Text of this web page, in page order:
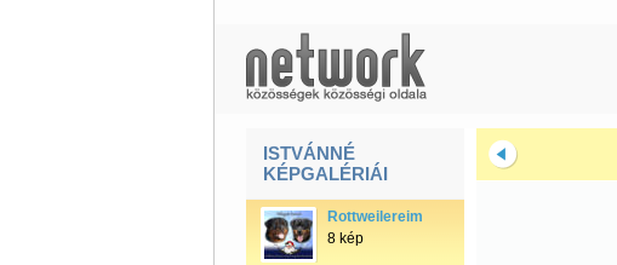
ISTVÁNNÉ
KÉPGALÉRIÁI
Rottweilereim
8 kép